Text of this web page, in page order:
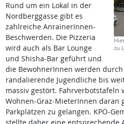
zu
Rund um ein Lokal in der
Nordberggasse gibt es
zahlreiche AnrainerInnen-
Beschwerden. Die Pizzeria
wird auch als Bar Lounge
und Shisha-Bar geführt und
die BewohnerInnen werden
randalierende Jugendliche bis
massiv gestört.
Wohnen-Graz-MieterInnen daran
Parkplätzen zu gelangen. KPÖ-